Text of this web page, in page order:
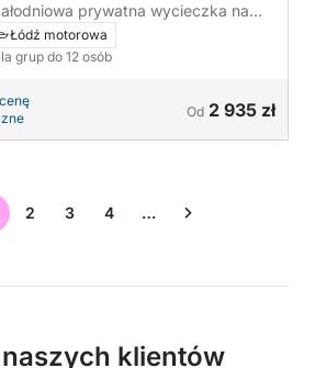
prywatna wycieczka na
Łódź motorowa
grup do 12 osób
Od 2 935 zł
2 3 4 …
klientów